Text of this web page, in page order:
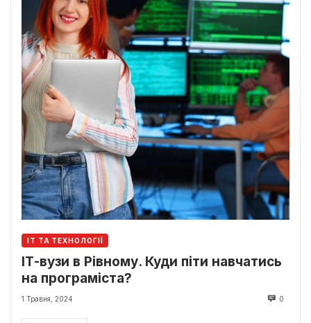
ІТ ТА ТЕХНОЛОГІЇ
ІТ-вузи в Рівному. Куди піти навчатись
на програміста?
1 Травня, 2024 0